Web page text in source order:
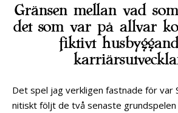
Gränsen mellan vad
det som var på allvar
fiktivt
Det spel jag verkligen fastnade för var
nitiskt följt de två senaste grundspelen